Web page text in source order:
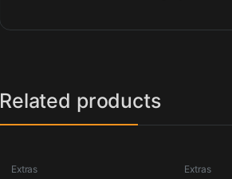
Related products
Extras Extras